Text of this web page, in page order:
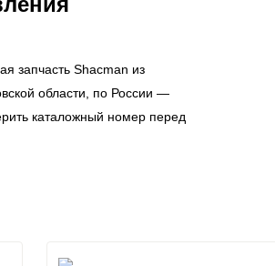
запчасть Shacman из
области, по России —
каталожный номер перед